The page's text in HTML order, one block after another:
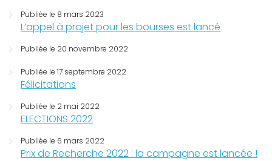
Publiée le 8 mars 2023
L’appel à projet pour les bourses est lancé
Publiée le 20 novembre 2022
Publiée le 17 septembre 2022
Félicitations
Publiée le 2 mai 2022
ELECTIONS 2022
Publiée le 6 mars 2022
Prix de Recherche 2022 : la campagne est lancée !